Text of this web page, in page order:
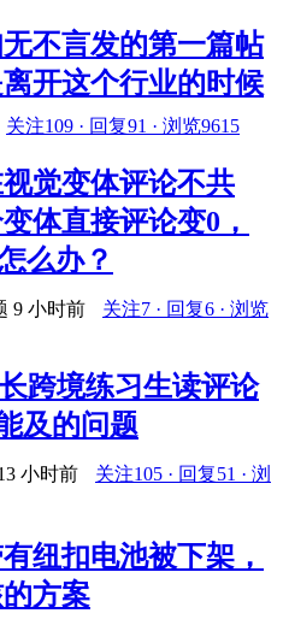
不言发的第一篇帖
开这个行业的时候
关注109 · 回复91 · 浏览9615
觉变体评论不共
体直接评论变0，
么办？
9 小时前
关注7 · 回复6 · 浏览
跨境练习生读评论
及的问题
小时前
关注105 · 回复51 · 浏
纽扣电池被下架，
方案